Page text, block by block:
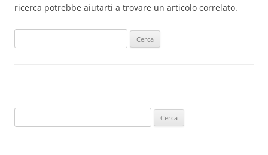
ricerca potrebbe aiutarti a trovare un articolo correlato.
per:
per: